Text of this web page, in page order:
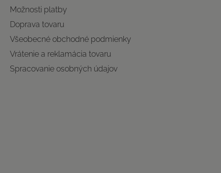
Možnosti platby
Doprava tovaru
Všeobecné obchodné podmienky
Vrátenie a reklamácia tovaru
Spracovanie osobných údajov